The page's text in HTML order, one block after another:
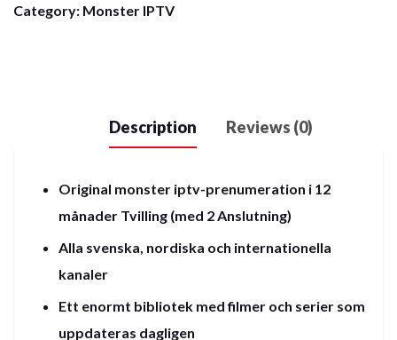
2
Category: Monster IPTV
Description Reviews (0)
Original monster iptv-prenumeration i 12
månader Tvilling (med 2 Anslutning)
Alla svenska, nordiska och internationella
kanaler
Ett enormt bibliotek med filmer och serier som
uppdateras dagligen